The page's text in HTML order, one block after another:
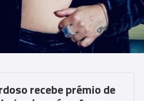
recebe prémio de